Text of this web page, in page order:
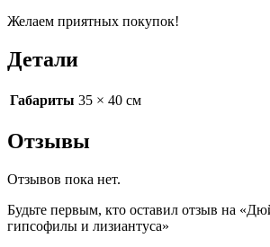
Желаем приятных покупок!
Детали
Габариты 35 × 40 см
Отзывы
Отзывов пока нет.
Будьте первым, кто оставил отзыв на
гипсофилы и лизиантуса»